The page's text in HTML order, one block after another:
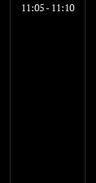
11:05 - 11:10